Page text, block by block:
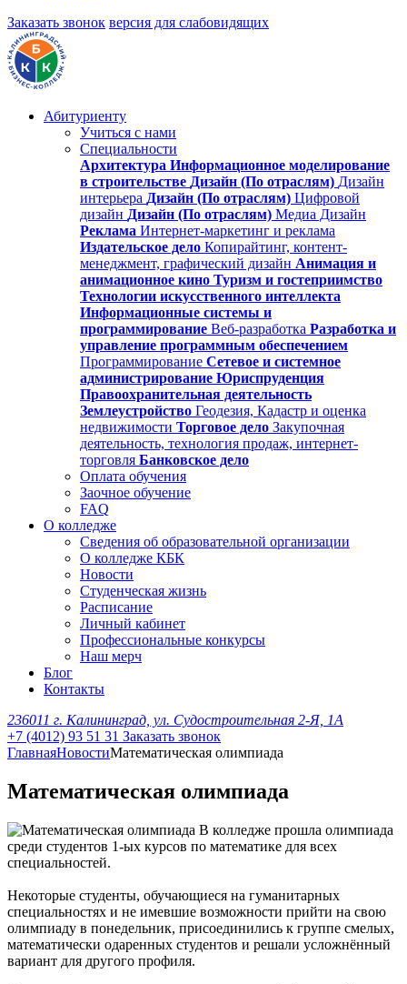
Заказать звонок версия для слабовидящих
Абитуриенту
Учиться с нами
Специальности
Архитектура Информационное моделирование
в строительстве Дизайн (По отраслям) Дизайн
интерьера Дизайн (По отраслям) Цифровой
дизайн Дизайн (По отраслям) Медиа Дизайн
Реклама Интернет-маркетинг и реклама
Издательское дело Копирайтинг, контент-
менеджмент, графический дизайн Анимация и
анимационное кино Туризм и гостеприимство
Технологии искусственного интеллекта
Информационные системы и
программирование Веб-разработка Разработка и
управление программным обеспечением
Программирование Сетевое и системное
администрирование Юриспруденция
Правоохранительная деятельность
Землеустройство Геодезия, Кадастр и оценка
недвижимости Торговое дело Закупочная
деятельность, технология продаж, интернет-
торговля Банковское дело
Оплата обучения
Заочное обучение
FAQ
О колледже
Сведения об образовательной организации
О колледже КБК
Новости
Студенческая жизнь
Расписание
Личный кабинет
Профессиональные конкурсы
Наш мерч
Блог
Контакты
236011 г. Калининград, ул. Судостроительная 2-Я, 1А
+7 (4012) 93 51 31 Заказать звонок
ГлавнаяНовостиМатематическая олимпиада
Математическая олимпиада
В колледже прошла олимпиада
среди студентов 1-ых курсов по математике для всех
специальностей.
Некоторые студенты, обучающиеся на гуманитарных
специальностях и не имевшие возможности прийти на свою
олимпиаду в понедельник, присоединились к группе смелых,
математически одаренных студентов и решали усложнённый
вариант для другого профиля.